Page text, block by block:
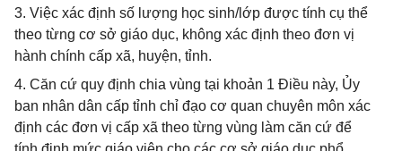
3. Việc xác định số lượng học sinh/lớp được tính cụ thể
theo từng cơ sở giáo dục, không xác định theo đơn vị
hành chính cấp xã, huyện, tỉnh.
4. Căn cứ quy định chia vùng tại khoản 1 Điều này, Ủy
ban nhân dân cấp tỉnh chỉ đạo cơ quan chuyên môn xác
định các đơn vị cấp xã theo từng vùng làm căn cứ để